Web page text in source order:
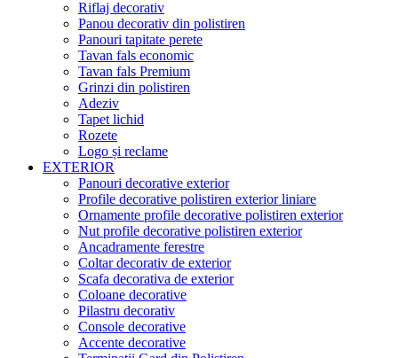
Riflaj decorativ
Panou decorativ din polistiren
Panouri tapitate perete
Tavan fals economic
Tavan fals Premium
Grinzi din polistiren
Adeziv
Tapet lichid
Rozete
Logo și reclame
EXTERIOR
Panouri decorative exterior
Profile decorative polistiren exterior liniare
Ornamente profile decorative polistiren exterior
Nut profile decorative polistiren exterior
Ancadramente ferestre
Coltar decorativ de exterior
Scafa decorativa de exterior
Coloane decorative
Pilastru decorativ
Console decorative
Accente decorative